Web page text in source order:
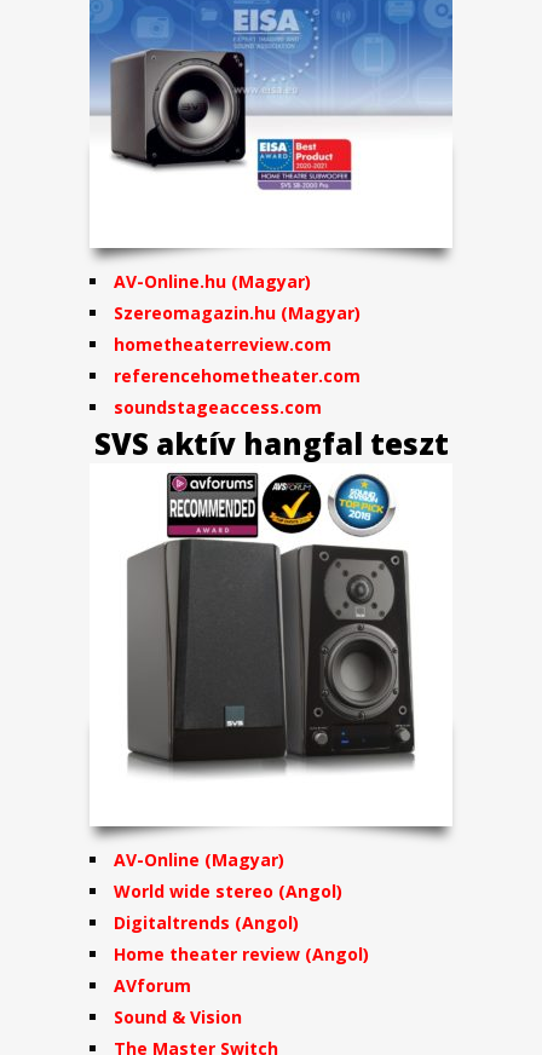
AV-Online.hu (Magyar)
Szereomagazin.hu (Magyar)
hometheaterreview.com
referencehometheater.com
soundstageaccess.com
SVS aktív hangfal teszt
AV-Online (Magyar)
World wide stereo (Angol)
Digitaltrends (Angol)
Home theater review (Angol)
AVforum
Sound & Vision
The Master Switch